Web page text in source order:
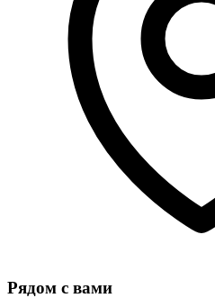
Рядом с вами